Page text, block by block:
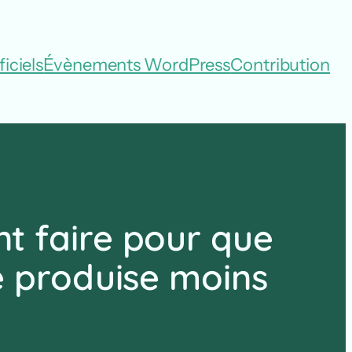
Évènements WordPressContribution
faire pour que
produise moins